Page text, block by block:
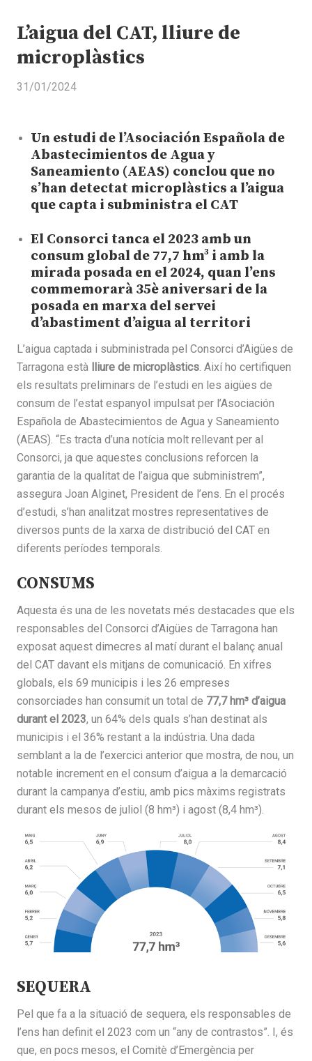
L’aigua del CAT, lliure de
microplàstics
31/01/2024
Un estudi de l’Asociación Española de
Abastecimientos de Agua y
Saneamiento (AEAS) conclou que no
s’han detectat microplàstics a l’aigua
que capta i subministra el CAT
El Consorci tanca el 2023 amb un
consum global de 77,7 hm³ i amb la
mirada posada en el 2024, quan l’ens
commemorarà 35è aniversari de la
posada en marxa del servei
d’abastiment d’aigua al territori
L’aigua captada i subministrada pel Consorci d’Aigües de
Tarragona està lliure de microplàstics. Així ho certifiquen
els resultats preliminars de l’estudi en les aigües de
consum de l’estat espanyol impulsat per l’Asociación
Española de Abastecimientos de Agua y Saneamiento
(AEAS). “Es tracta d’una notícia molt rellevant per al
Consorci, ja que aquestes conclusions reforcen la
garantia de la qualitat de l’aigua que subministrem”,
assegura Joan Alginet, President de l’ens. En el procés
d’estudi, s’han analitzat mostres representatives de
diversos punts de la xarxa de distribució del CAT en
diferents períodes temporals.
CONSUMS
Aquesta és una de les novetats més destacades que els
responsables del Consorci d’Aigües de Tarragona han
exposat aquest dimecres al matí durant el balanç anual
del CAT davant els mitjans de comunicació. En xifres
globals, els 69 municipis i les 26 empreses
consorciades han consumit un total de 77,7 hm³ d’aigua
durant el 2023, un 64% dels quals s’han destinat als
municipis i el 36% restant a la indústria. Una dada
semblant a la de l’exercici anterior que mostra, de nou, un
notable increment en el consum d’aigua a la demarcació
durant la campanya d’estiu, amb pics màxims registrats
durant els mesos de juliol (8 hm³) i agost (8,4 hm³).
SEQUERA
Pel que fa a la situació de sequera, els responsables de
l’ens han definit el 2023 com un “any de contrastos”. I, és
que, en pocs mesos, el Comitè d’Emergència per